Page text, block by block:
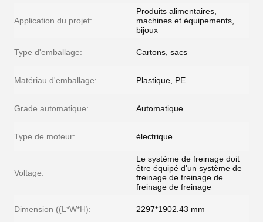
Application du projet:
Produits alimentaires,
machines et équipements,
bijoux
Type d'emballage: Cartons, sacs
Matériau d'emballage: Plastique, PE
Grade automatique: Automatique
Type de moteur: électrique
Voltage:
Le système de freinage doit
être équipé d'un système de
freinage de freinage de
freinage de freinage
Dimension ((L*W*H): 2297*1902.43 mm